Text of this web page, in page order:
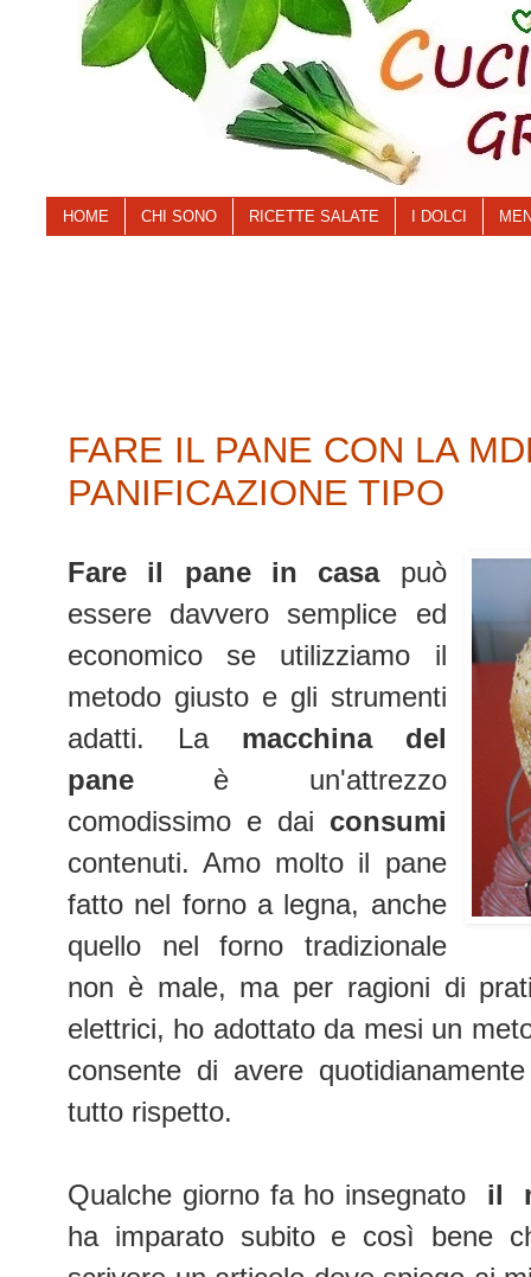
HOME CHI SONO RICETTE SALATE I DOLCI
FARE IL PANE CON LA
PANIFICAZIONE TIPO
Fare il pane in casapuò
essere davvero semplice ed
economico se utilizziamo il
metodo giusto e gli strumenti
adatti. La macchina del
pane è un'attrezzo
comodissimo e dai consumi
contenuti. Amo molto il pane
fatto nel forno a legna, anche
quello nel forno tradizionale
non è male, ma per ragioni di
elettrici, ho adottato da mesi un
consente di avere
tutto rispetto.
Qualche giorno fa ho insegnato il
ha imparato subito e così bene